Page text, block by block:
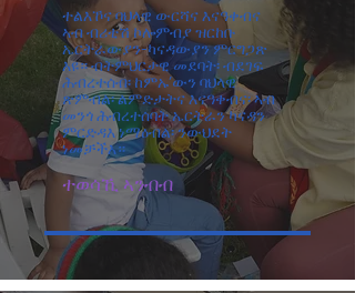
ተልእኾና ባህላዊ ውርሻና እናዓቀብና
ኣብ ብሪቲሽ ኮሎምብያ ዝርከቡ
ኤርትራውያን-ካናዳውያን ምርግጋጽ
እዩ። ብትምህርታዊ መደባት፡ ብደገፍ
ሕብረተሰብ፡ ከምኡ’ውን ባህላዊ
ጽምብል፡ ልምድታትና እናዓቀብና፡ ኣብ
መንጎ ሕብረተሰባት ኤርትራን ካናዳን
ምርድዳእ ነማዕብል፡ ንውህደት
ነመቻችእ።
ተወሳኺ ኣንብብ